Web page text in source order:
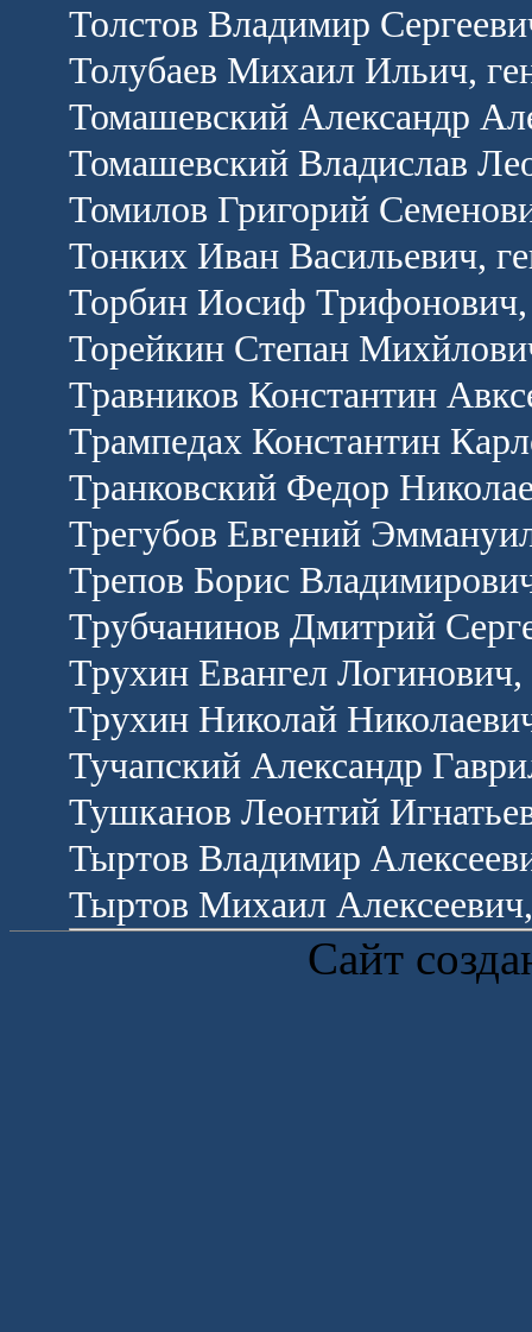
Толстов Владимир
Толубаев Михаил Ильич,
Томашевский Александр
Томашевский Владислав
Томилов Григорий
Тонких Иван Васильевич,
Торбин Иосиф Трифонович,
Торейкин Степан
Травников Константин
Трампедах Константин
Транковский Федор
Трегубов Евгений
Трепов Борис
Трубчанинов Дмитрий
Трухин Евангел Логинович,
Трухин Николай
Тучапский Александр
Тушканов Леонтий
Тыртов Владимир
Тыртов Михаил Алексеевич,
Сайт